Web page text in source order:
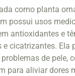
como planta
possui usos
antioxidantes e
cicatrizantes. Ela
de pele,
para aliviar dores